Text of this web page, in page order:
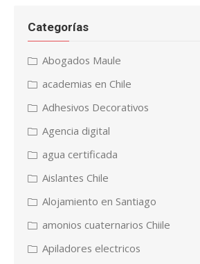
Categorías
Abogados Maule
academias en Chile
Adhesivos Decorativos
Agencia digital
agua certificada
Aislantes Chile
Alojamiento en Santiago
amonios cuaternarios Chiile
Apiladores electricos